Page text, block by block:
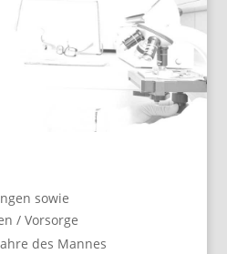
sowie
/ Vorsorge
des Mannes